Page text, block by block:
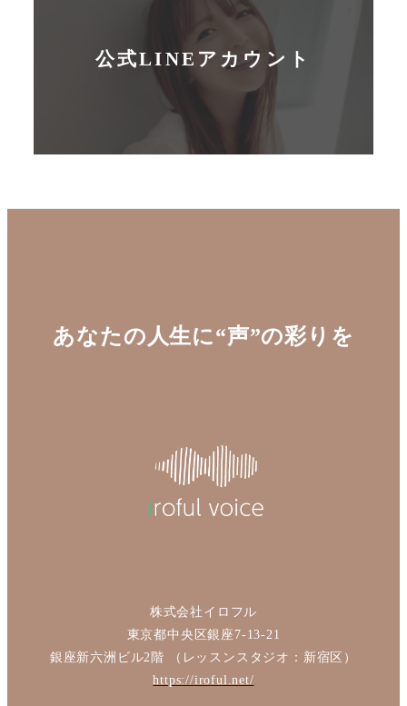
公式LINEアカウント
あなたの人生に“声”の彩りを
株式会社イロフル
東京都中央区銀座7-13-21
銀座新六洲ビル2階 （レッスンスタジオ：新宿区）
https://iroful.net/